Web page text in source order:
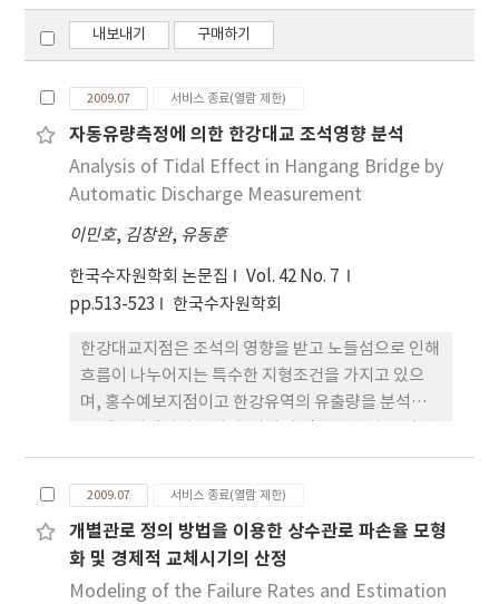
내보내기 구매하기
2009.07 서비스 종료(열람 제한)
자동유량측정에 의한 한강대교 조석영향 분석
Analysis of Tidal Effect in Hangang Bridge by
Automatic Discharge Measurement
이민호, 김창완, 유동훈
한국수자원학회 논문집
Vol. 42 No. 7
pp.513-523
한국수자원학회
한강대교지점은 조석의 영향을 받고 노들섬으로 인해
흐름이 나누어지는 특수한 지형조건을 가지고 있으
며, 홍수예보지점이고 한강유역의 유출량을 분석하
계를 도출하기 위하여 많은 노력을 기울였으나 조석
의 영향을 받지 않는 홍수기 이외의 기간에 대한 정확
도의 확보가 곤란하였다. 이러한 문제를 해결하기 위
한 대책으로 최근 자동유량측정에 관한 연구가 진행
되었고, 실무에 적용되어 한강대교지점에서 실시간
유량자료의 획득이
2009.07 서비스 종료(열람 제한)
개별관로 정의 방법을 이용한 상수관로 파손율 모형
화 및 경제적 교체시기의 산정
Modeling of the Failure Rates and Estimation